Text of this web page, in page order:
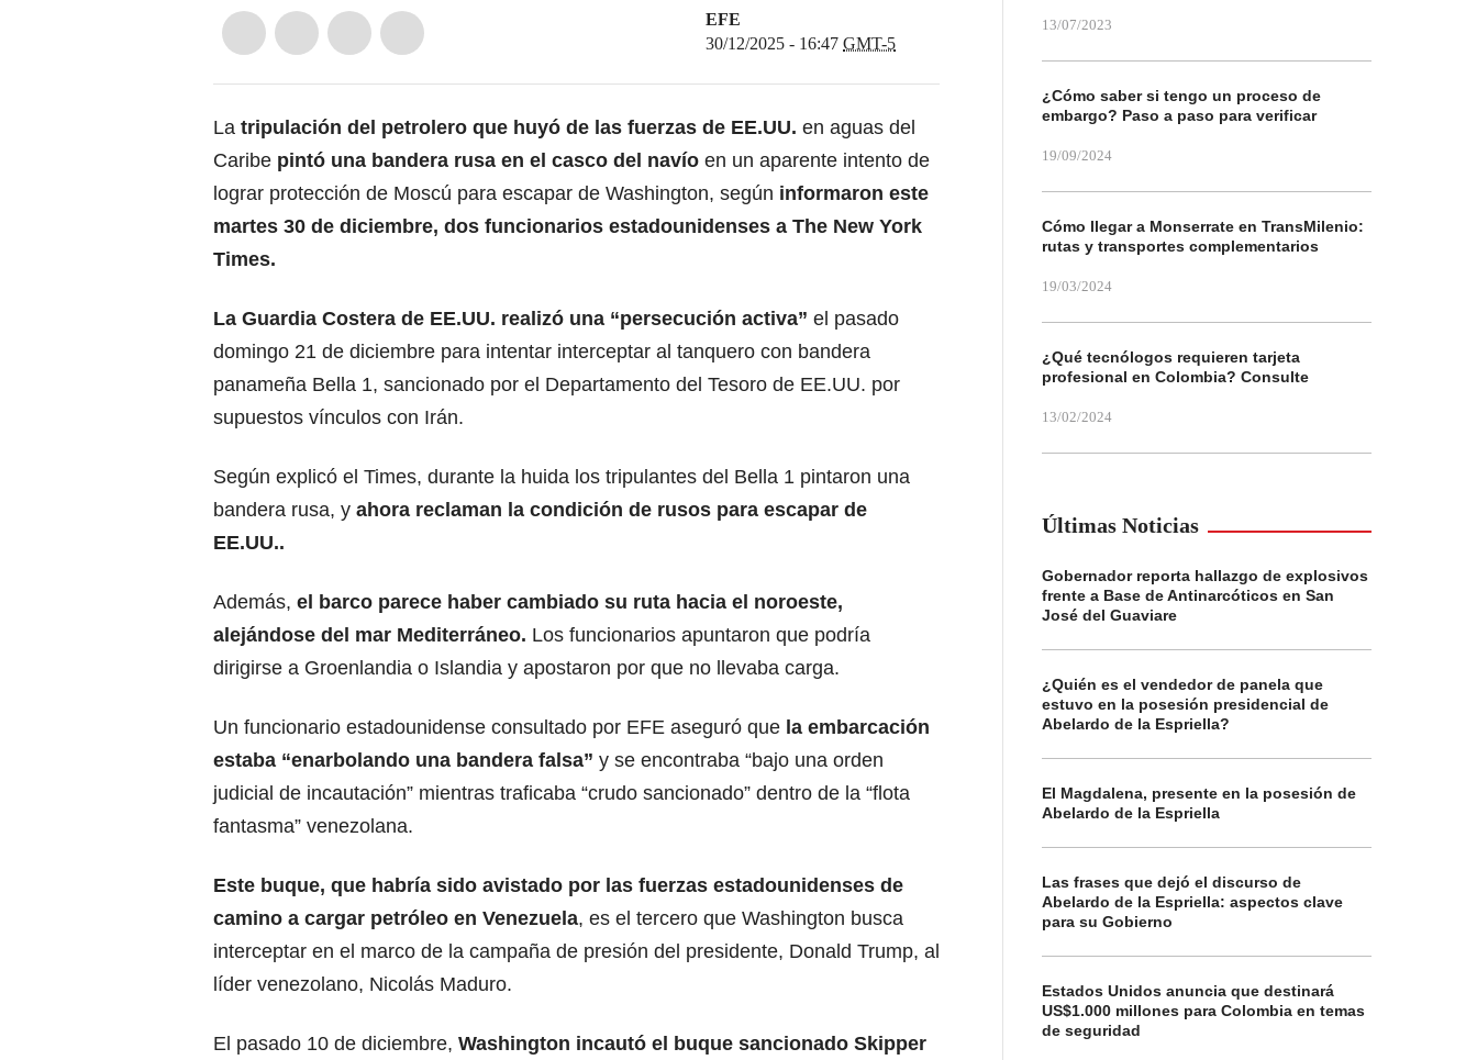
EFE
30/12/2025 - 16:47 GMT-5
La tripulación del petrolero que huyó de las fuerzas de EE.UU. en aguas del
Caribe pintó una bandera rusa en el casco del navío en un aparente intento de
lograr protección de Moscú para escapar de Washington, según informaron este
martes 30 de diciembre, dos funcionarios estadounidenses a The New York
Times.
La Guardia Costera de EE.UU. realizó una “persecución activa” el pasado
domingo 21 de diciembre para intentar interceptar al tanquero con bandera
panameña Bella 1, sancionado por el Departamento del Tesoro de EE.UU. por
supuestos vínculos con Irán.
Según explicó el Times, durante la huida los tripulantes del Bella 1 pintaron una
bandera rusa, y ahora reclaman la condición de rusos para escapar de
EE.UU..
Además, el barco parece haber cambiado su ruta hacia el noroeste,
alejándose del mar Mediterráneo. Los funcionarios apuntaron que podría
dirigirse a Groenlandia o Islandia y apostaron por que no llevaba carga.
Un funcionario estadounidense consultado por EFE aseguró que la embarcación
estaba “enarbolando una bandera falsa” y se encontraba “bajo una orden
judicial de incautación” mientras traficaba “crudo sancionado” dentro de la “flota
fantasma” venezolana.
Este buque, que habría sido avistado por las fuerzas estadounidenses de
camino a cargar petróleo en Venezuela, es el tercero que Washington busca
interceptar en el marco de la campaña de presión del presidente, Donald Trump, al
líder venezolano, Nicolás Maduro.
El pasado 10 de diciembre, Washington incautó el buque sancionado Skipper
13/07/2023
¿Cómo saber si tengo un proceso de
embargo? Paso a paso para verificar
19/09/2024
Cómo llegar a Monserrate en TransMilenio:
rutas y transportes complementarios
19/03/2024
¿Qué tecnólogos requieren tarjeta
profesional en Colombia? Consulte
13/02/2024
Últimas Noticias
Gobernador reporta hallazgo de explosivos
frente a Base de Antinarcóticos en San
José del Guaviare
¿Quién es el vendedor de panela que
estuvo en la posesión presidencial de
Abelardo de la Espriella?
El Magdalena, presente en la posesión de
Abelardo de la Espriella
Las frases que dejó el discurso de
Abelardo de la Espriella: aspectos clave
para su Gobierno
Estados Unidos anuncia que destinará
US$1.000 millones para Colombia en temas
de seguridad